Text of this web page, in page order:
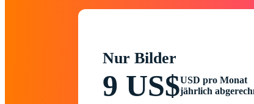
Nur Bilder
9 US$USD pro Monat
jährlich